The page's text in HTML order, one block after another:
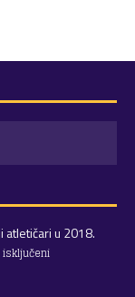
atletičari u 2018.